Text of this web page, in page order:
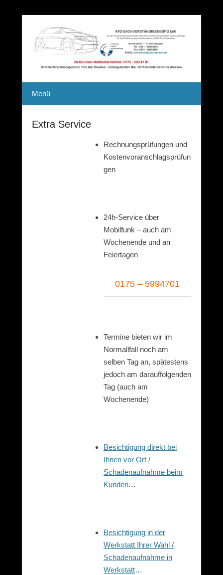
KFZ-Sachverständigenbüro Tino
Menü
Extra Service
Rechnungsprüfungen und
Kostenvoranschlagsprüfun
gen
24h-Service über
Mobilfunk – auch am
Wochenende und an
Feiertagen
0175 – 5994701
Termine bieten wir im
Normallfall noch am
selben Tag an, spätestens
jedoch am darauffolgenden
Tag (auch am
Wochenende)
Besichtigung direkt bei
Ihnen vor Ort /
Schadenaufnahme beim
Kunden…
Besichtigung in der
Werkstatt Ihrer Wahl /
Schadenaufnahme in
Werkstatt…